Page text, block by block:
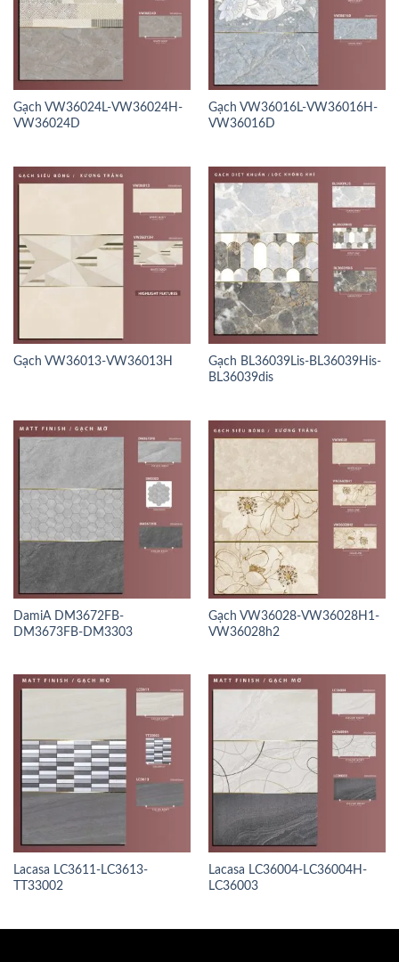
Gạch VW36024L-VW36024H-
VW36024D
Gạch VW36016L-VW36016H-
VW36016D
Gạch VW36013-VW36013H
Gạch BL36039Lis-BL36039His-
BL36039dis
DamiA DM3672FB-
DM3673FB-DM3303
Gạch VW36028-VW36028H1-
VW36028h2
Lacasa LC3611-LC3613-
TT33002
Lacasa LC36004-LC36004H-
LC36003